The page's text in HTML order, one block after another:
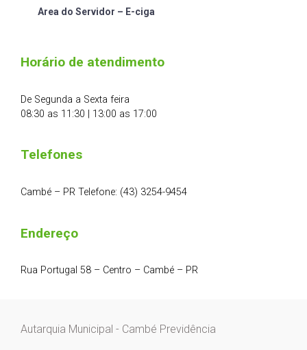
Area do Servidor – E-ciga
Horário de atendimento
De Segunda a Sexta feira
08:30 as 11:30 | 13:00 as 17:00
Telefones
Cambé – PR Telefone: (43) 3254-9454
Endereço
Rua Portugal 58 – Centro – Cambé – PR
Autarquia Municipal - Cambé Previdência